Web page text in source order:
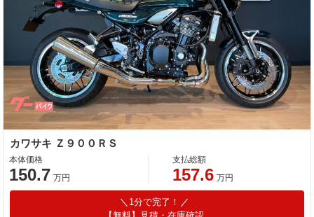
カワサキ Ｚ９００ＲＳ
本体価格
150.7 万円
支払総額
157.6 万円
1分で完了！